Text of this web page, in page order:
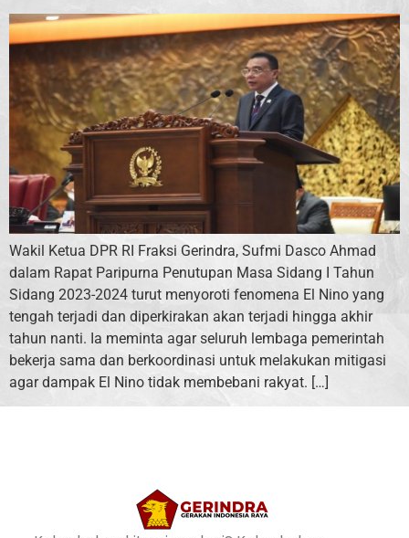
Wakil Ketua DPR RI Fraksi Gerindra, Sufmi Dasco Ahmad
dalam Rapat Paripurna Penutupan Masa Sidang I Tahun
Sidang 2023-2024 turut menyoroti fenomena El Nino yang
tengah terjadi dan diperkirakan akan terjadi hingga akhir
tahun nanti. Ia meminta agar seluruh lembaga pemerintah
bekerja sama dan berkoordinasi untuk melakukan mitigasi
agar dampak El Nino tidak membebani rakyat. […]